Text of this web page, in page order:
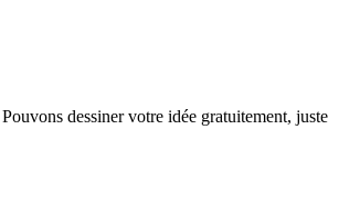
dessiner votre idée gratuitement, juste